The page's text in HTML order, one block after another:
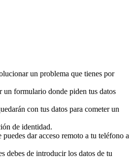
un problema que tienes por
un formulario donde piden tus datos
con tus datos para cometer un
de identidad.
dar acceso remoto a tu teléfono a
debes de introducir los datos de tu